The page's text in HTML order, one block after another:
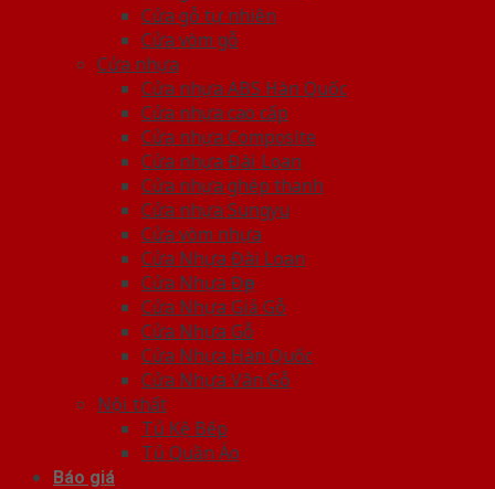
Cửa gỗ tự nhiên
Cửa vòm gỗ
Cửa nhựa
Cửa nhựa ABS Hàn Quốc
Cửa nhựa cao cấp
Cửa nhựa Composite
Cửa nhựa Đài Loan
Cửa nhựa ghép thanh
Cửa nhựa Sungyu
Cửa vòm nhựa
Cửa Nhựa Đài Loan
Cửa Nhựa Đẹp
Cửa Nhựa Giả Gỗ
Cửa Nhựa Gỗ
Cửa Nhựa Hàn Quốc
Cửa Nhựa Vân Gỗ
Nội thất
Tủ Kệ Bếp
Tủ Quần Áo
Báo giá